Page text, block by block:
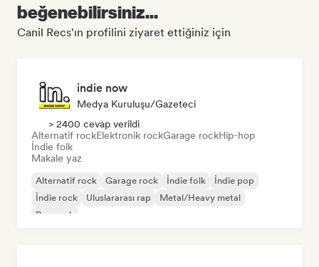
beğenebilirsiniz...
Canil Recs'ın profilini ziyaret ettiğiniz için
indie now
Medya Kuruluşu/Gazeteci
> 2400 cevap verildi
Alternatif rockElektronik rockGarage rockHip-hop
İndie folk
Makale yaz
Alternatif rock Garage rock İndie folk
İndie pop
İndie rock
Uluslararası rap
Metal/Heavy metal
Pop rock